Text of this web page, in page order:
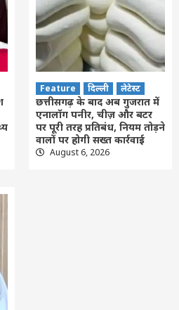
Feature दिल्ली लेटेस्ट
छत्तीसगढ़ के बाद अब गुजरात में
एनालॉग पनीर, चीज़ और बटर
पर पूरी तरह प्रतिबंध, नियम तोड़ने
वालों पर होगी सख्त कार्रवाई
August 6, 2026